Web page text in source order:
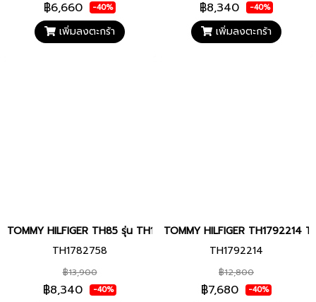
฿6,660 -40%
เพิ่มลงตะกร้า
฿8,340 -40%
เพิ่มลงตะกร้า
TOMMY HILFIGER TH85 รุ่น TH1782758 สายสแตนเลส หน้าปัด 38
TH1782758
฿13,900
฿8,340 -40%
TOMMY HILFIGER TH1792214
TH1792214
฿12,800
฿7,680 -40%